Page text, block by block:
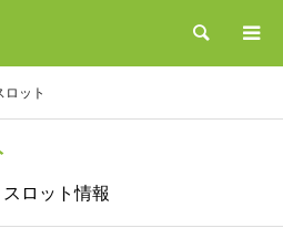
検索
ロット
ロット情報